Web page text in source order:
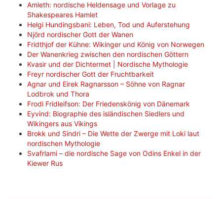
Amleth: nordische Heldensage und Vorlage zu
Shakespeares Hamlet
Helgi Hundingsbani: Leben, Tod und Auferstehung
Njörd nordischer Gott der Wanen
Fridthjof der Kühne: Wikinger und König von Norwegen
Der Wanenkrieg zwischen den nordischen Göttern
Kvasir und der Dichtermet | Nordische Mythologie
Freyr nordischer Gott der Fruchtbarkeit
Agnar und Eirek Ragnarsson – Söhne von Ragnar
Lodbrok und Thora
Frodi Fridleifson: Der Friedenskönig von Dänemark
Eyvind: Biographie des isländischen Siedlers und
Wikingers aus Vikings
Brokk und Sindri – Die Wette der Zwerge mit Loki laut
nordischen Mythologie
Svafrlami – die nordische Sage von Odins Enkel in der
Kiewer Rus